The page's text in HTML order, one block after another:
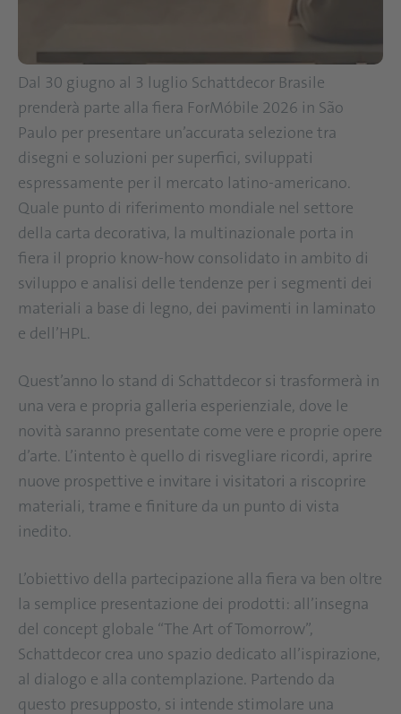
Dal 30 giugno al 3 luglio Schattdecor Brasile
prenderà parte alla fiera ForMóbile 2026 in São
Paulo per presentare un’accurata selezione tra
disegni e soluzioni per superfici, sviluppati
espressamente per il mercato latino-americano.
Quale punto di riferimento mondiale nel settore
della carta decorativa, la multinazionale porta in
fiera il proprio know-how consolidato in ambito di
sviluppo e analisi delle tendenze per i segmenti dei
materiali a base di legno, dei pavimenti in laminato
e dell’HPL.
Quest’anno lo stand di Schattdecor si trasformerà in
una vera e propria galleria esperienziale, dove le
novità saranno presentate come vere e proprie opere
d’arte. L’intento è quello di risvegliare ricordi, aprire
nuove prospettive e invitare i visitatori a riscoprire
materiali, trame e finiture da un punto di vista
inedito.
L’obiettivo della partecipazione alla fiera va ben oltre
la semplice presentazione dei prodotti: all’insegna
del concept globale “The Art of Tomorrow”,
Schattdecor crea uno spazio dedicato all’ispirazione,
al dialogo e alla contemplazione. Partendo da
questo presupposto, si intende stimolare una